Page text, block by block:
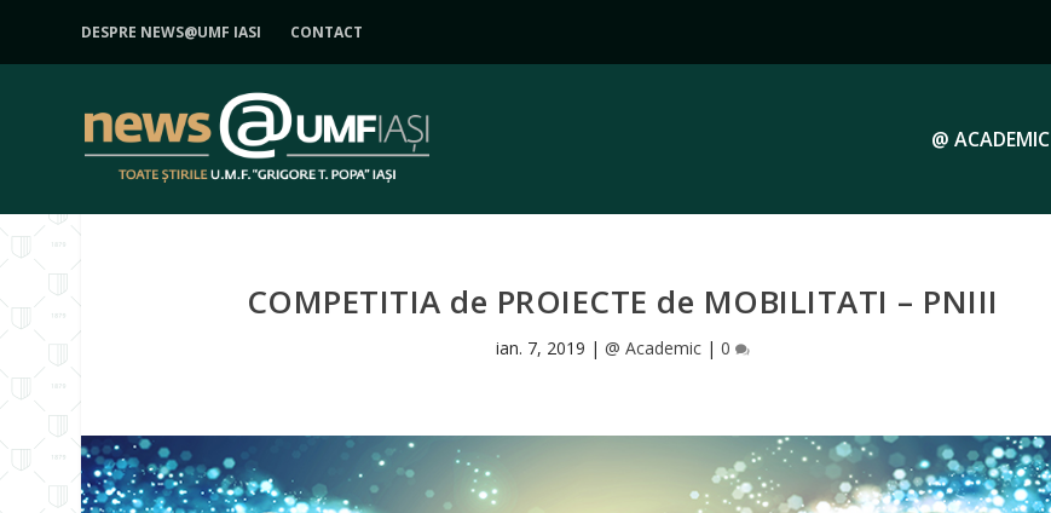
DESPRE NEWS@UMF IASI CONTACT
@ ACADEMIC
COMPETITIA de PROIECTE de MOBILITATI – PNIII
ian. 7, 2019 | @ Academic| 0